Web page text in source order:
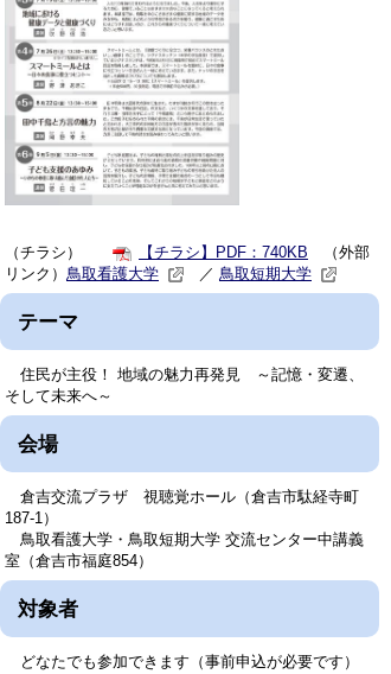
（チラシ） 【チラシ】PDF：740KB （外部
リンク） 鳥取看護大学 ／ 鳥取短期大学
テーマ
住民が主役！ 地域の魅力再発見 ～記憶・変遷、
そして未来へ～
会場
倉吉交流プラザ 視聴覚ホール（倉吉市駄経寺町
187-1）
鳥取看護大学・鳥取短期大学 交流センター中講義
室（倉吉市福庭854）
対象者
どなたでも参加できます（事前申込が必要です）